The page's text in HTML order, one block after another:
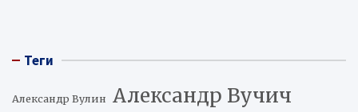
Теги
Александр Вулин Александр Вучич